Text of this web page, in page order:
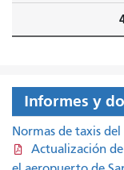
Informes y
Normas de taxis
Actualización